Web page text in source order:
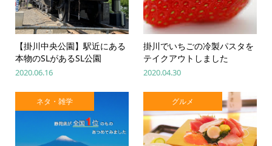
【掛川中央公園】駅近にある
本物のSLがあるSL公園
2020.06.16
掛川でいちごの冷製パスタを
テイクアウトしました
2020.04.30
ネタ・雑学 グルメ